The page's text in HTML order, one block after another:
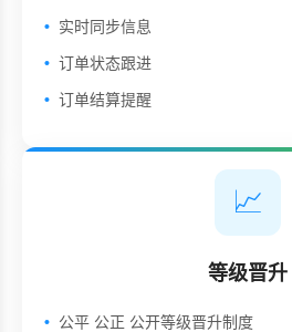
实时同步信息
订单状态跟进
订单结算提醒
📈
等级晋升
公平 公正 公开等级晋升制度